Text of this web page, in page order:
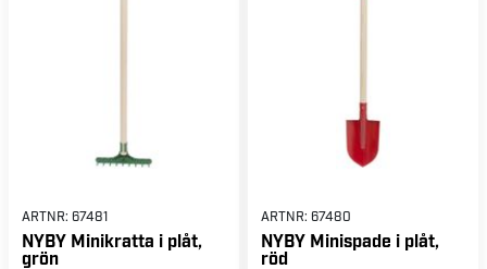
ARTNR: 67481
NYBY Minikratta i plåt,
grön
ARTNR: 67480
NYBY Minispade i plåt,
röd